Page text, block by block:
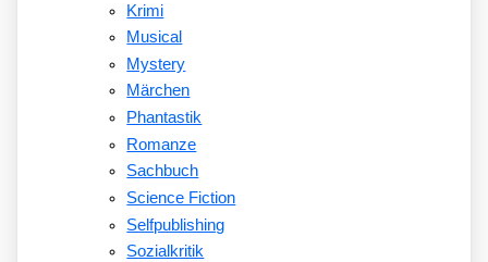
Krimi
Musical
Mystery
Märchen
Phantastik
Romanze
Sachbuch
Science Fiction
Selfpublishing
Sozialkritik